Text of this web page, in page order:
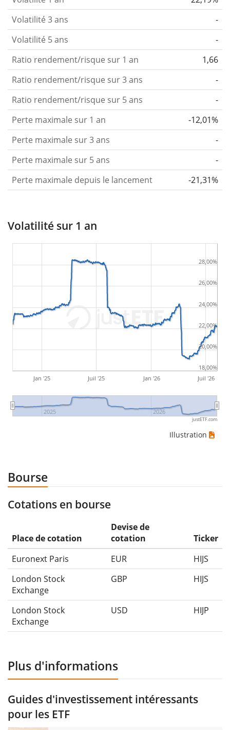
Volatilité 3 ans
-
Volatilité 5 ans
-
Ratio rendement/risque sur 1 an
1,66
Ratio rendement/risque sur 3 ans
-
Ratio rendement/risque sur 5 ans
-
Perte maximale sur 1 an
-12,01%
Perte maximale sur 3 ans
-
Perte maximale sur 5 ans
-
Perte maximale depuis le lancement
-21,31%
Volatilité sur 1 an
Jan '25 Juil '25 Jan '26 Juil '26
2025 2026
18,00%
20,00%
22,00%
24,00%
26,00%
28,00%
justETF.com
Illustration
Bourse
Cotations en bourse
Place de cotation
Devise de
cotation
Ticker
Euronext Paris
EUR
HIJS
London Stock
Exchange
GBP HIJS
London Stock
Exchange
USD HIJP
Plus d'informations
Guides d'investissement intéressants
pour les ETF